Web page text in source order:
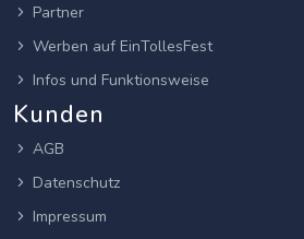
Partner
Werben auf EinTollesFest
Infos und Funktionsweise
Kunden
AGB
Datenschutz
Impressum